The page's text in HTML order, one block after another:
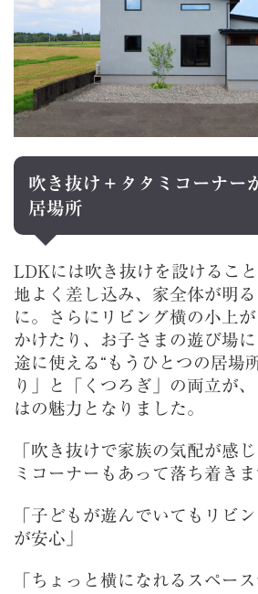
吹き抜け＋タタミコーナー
居場所
LDKには吹き抜けを設けるこ
地よく差し込み、家全体が明
に。さらにリビング横の小上
かけたり、お子さまの遊び場
途に使える“もうひとつの居場
り」と「くつろぎ」の両立が
はの魅力となりました。
「吹き抜けで家族の気配が感
ミコーナーもあって落ち着きま
「子どもが遊んでいてもリビ
が安心」
「ちょっと横になれるスペー